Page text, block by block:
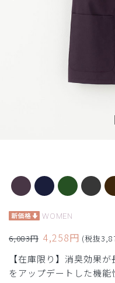
WOMEN
6,083円 4,258円 (税抜
【在庫限り】消臭効果
をアップデートした機能